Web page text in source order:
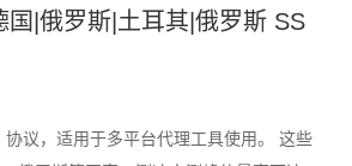
|俄罗斯|土耳其|俄罗斯 SS
议，适用于多平台代理工具使用。 这些